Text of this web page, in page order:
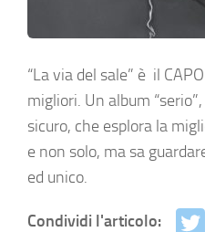
“La via del sale” è il
migliori. Un album
sicuro, che esplora la
e non solo, ma sa
ed unico.
Condividi l'articolo: